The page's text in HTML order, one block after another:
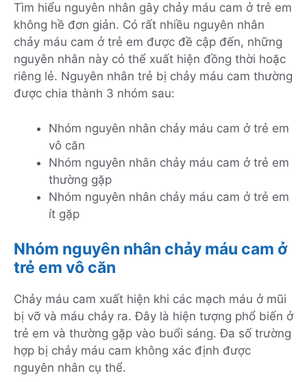
Tìm hiểu nguyên nhân gây chảy máu cam ở trẻ em
không hề đơn giản. Có rất nhiều nguyên nhân
chảy máu cam ở trẻ em được đề cập đến, những
nguyên nhân này có thể xuất hiện đồng thời hoặc
riêng lẻ. Nguyên nhân trẻ bị chảy máu cam thường
được chia thành 3 nhóm sau:
Nhóm nguyên nhân chảy máu cam ở trẻ em
vô căn
Nhóm nguyên nhân chảy máu cam ở trẻ em
thường gặp
Nhóm nguyên nhân chảy máu cam ở trẻ em
ít gặp
Nhóm nguyên nhân chảy máu cam ở
trẻ em vô căn
Chảy máu cam xuất hiện khi các mạch máu ở mũi
bị vỡ và máu chảy ra. Đây là hiện tượng phổ biến ở
trẻ em và thường gặp vào buổi sáng. Đa số trường
hợp bị chảy máu cam không xác định được
nguyên nhân cụ thể.